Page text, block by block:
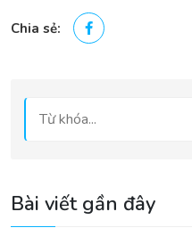
Chia sẻ:
Bài viết gần đây